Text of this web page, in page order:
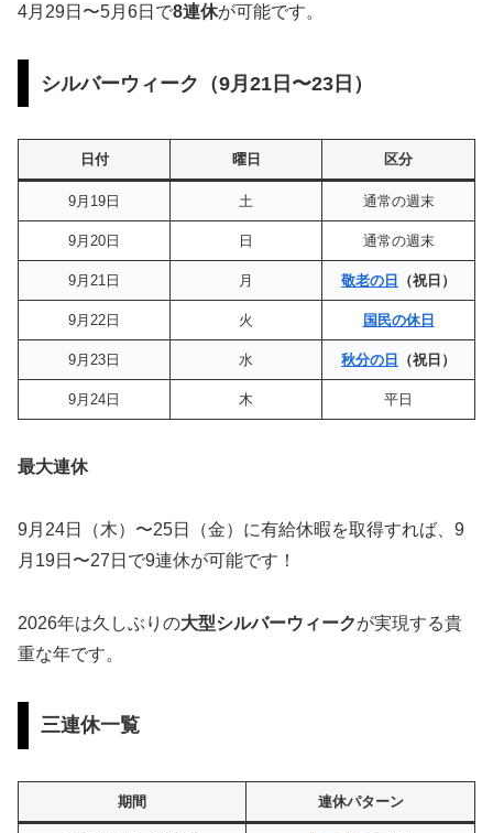
4月29日〜5月6日で8連休が可能です。
シルバーウィーク（9月21日〜23日）
日付 曜日 区分
9月19日 土 通常の週末
9月20日 日 通常の週末
9月21日 月 敬老の日 （祝日）
9月22日 火 国民の休日
9月23日 水 秋分の日 （祝日）
9月24日 木 平日
最大連休
9月24日（木）〜25日（金）に有給休暇を取得すれば、9
月19日〜27日で9連休が可能です！
2026年は久しぶりの大型シルバーウィークが実現する貴
重な年です。
三連休一覧
期間 連休パターン